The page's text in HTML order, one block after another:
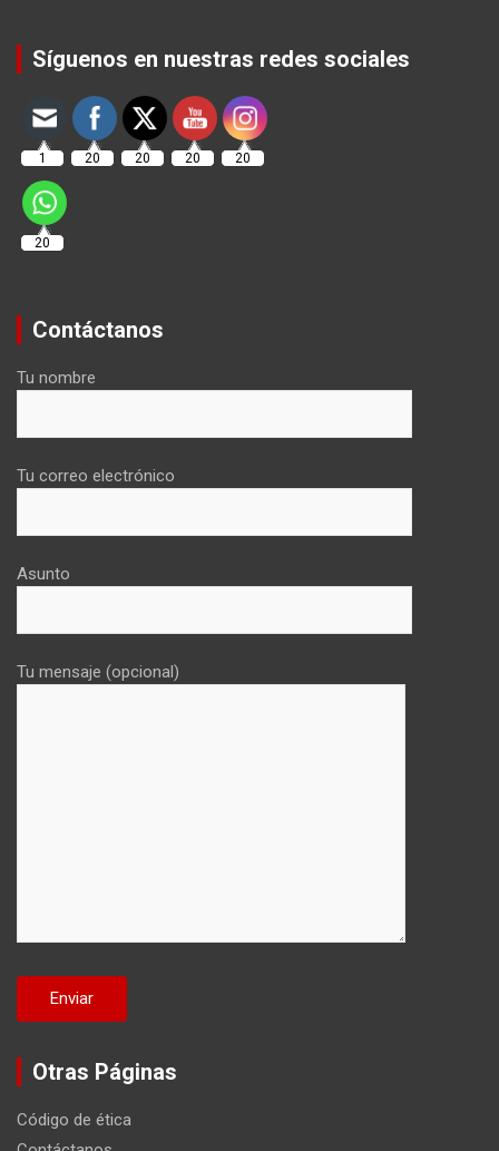
Síguenos en nuestras redes sociales
1 20 20 20 20
20
Contáctanos
Tu nombre
Tu correo electrónico
Asunto
Tu mensaje (opcional)
Otras Páginas
Código de ética